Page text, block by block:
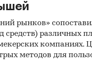
рынков»
средств) различных
компаниях.
методов для